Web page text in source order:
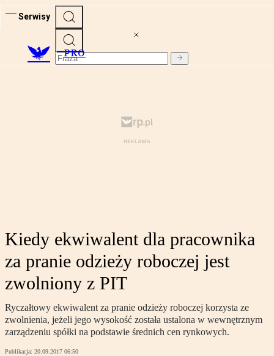
Serwisy
PRO
Kiedy ekwiwalent dla pracownika
za pranie odzieży roboczej jest
zwolniony z PIT
Ryczałtowy ekwiwalent za pranie odzieży roboczej korzysta ze
zwolnienia, jeżeli jego wysokość została ustalona w wewnętrznym
zarządzeniu spółki na podstawie średnich cen rynkowych.
Publikacja: 20.09.2017 06:50